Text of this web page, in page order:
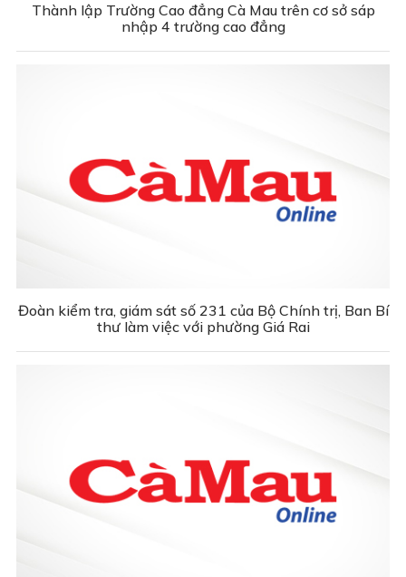
Thành lập Trường Cao đẳng Cà Mau trên cơ sở sáp
nhập 4 trường cao đẳng
Đoàn kiểm tra, giám sát số 231 của Bộ Chính trị, Ban Bí
thư làm việc với phường Giá Rai